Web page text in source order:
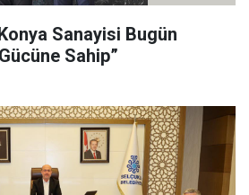
Sanayisi Bugün
Sahip”